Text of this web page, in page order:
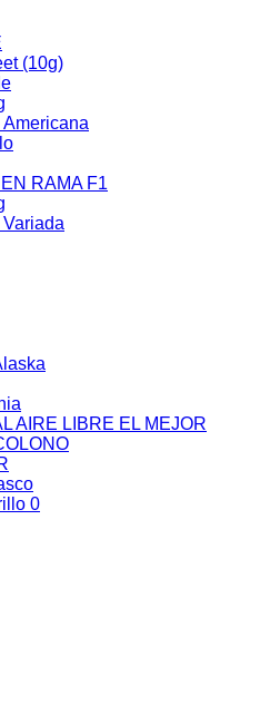
(10g)
RAMA F1
AIRE LIBRE EL MEJOR
0